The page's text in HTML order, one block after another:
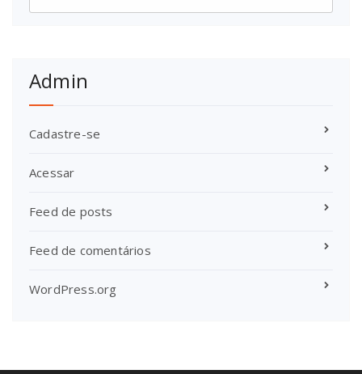
Admin
Cadastre-se
Acessar
Feed de posts
Feed de comentários
WordPress.org